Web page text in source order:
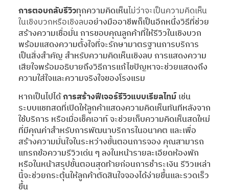
การตอบกลับรีวิวทุกความคิดเห็นไม่ว่าจะเป็นความคิดเห็น
ในเชิงบวกหรือเชิงลบอย่างมืออาชีพก็เป็นอีกหนึ่งวิธีที่ช่วย
สร้างความเชื่อมั่น การขอบคุณลูกค้าที่ให้รีวิวในเชิงบวก
พร้อมแสดงความตั้งใจที่จะรักษามาตรฐานการบริการ
เป็นสิ่งสำคัญ สำหรับความคิดเห็นเชิงลบ การแสดงความ
เสียใจพร้อมอธิบายถึงวิธีการแก้ไขปัญหาจะช่วยแสดงถึง
ความใส่ใจและความจริงใจของโรงแรม
หากเป็นไปได้การสร้างฟีเจอร์รีวิวแบบเรียลไทม์เช่น
ระบบแชทสดที่เปิดให้ลูกค้าแสดงความคิดเห็นทันทีหลังจาก
ใช้บริการ หรือเมื่อเช็คเอาท์ จะช่วยเก็บความคิดเห็นสดใหม่
ที่มีคุณค่าสำหรับการพัฒนาบริการในอนาคต และเพื่อ
สร้างความมั่นใจในระหว่างขั้นตอนการจอง คุณสามารถ
แทรกข้อความรีวิวเด่น ๆ ลงในหน้ารายละเอียดห้องพัก
หรือในหน้าสรุปขั้นตอนสุดท้ายก่อนการชำระเงิน รีวิวเหล่า
นี้จะช่วยกระตุ้นให้ลูกค้าตัดสินใจจองได้ง่ายขึ้นและรวดเร็ว
ขึ้น